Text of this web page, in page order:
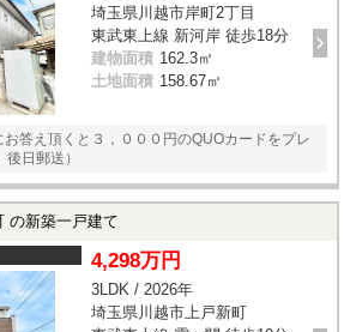
埼玉県川越市岸町2丁目
東武東上線 新河岸 徒歩18分
建物面積 162.3㎡
土地面積 158.67㎡
答え頂くと３，０００円のQUOカードをプレ
日郵送）
の新築一戸建て
4,298万円
3LDK / 2026年
埼玉県川越市上戸新町